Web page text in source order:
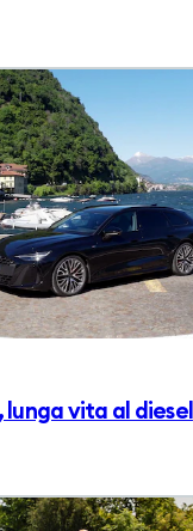
lunga vita al diesel